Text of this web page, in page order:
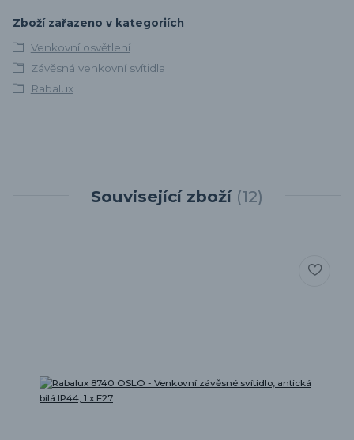
Zboží zařazeno v kategoriích
Venkovní osvětlení
Závěsná venkovní svítidla
Rabalux
Související zboží 12